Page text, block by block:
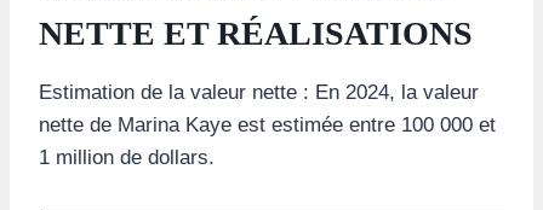
NETTE ET RÉALISATIONS
Estimation de la valeur nette : En 2024, la valeur
nette de Marina Kaye est estimée entre 100 000 et
1 million de dollars.